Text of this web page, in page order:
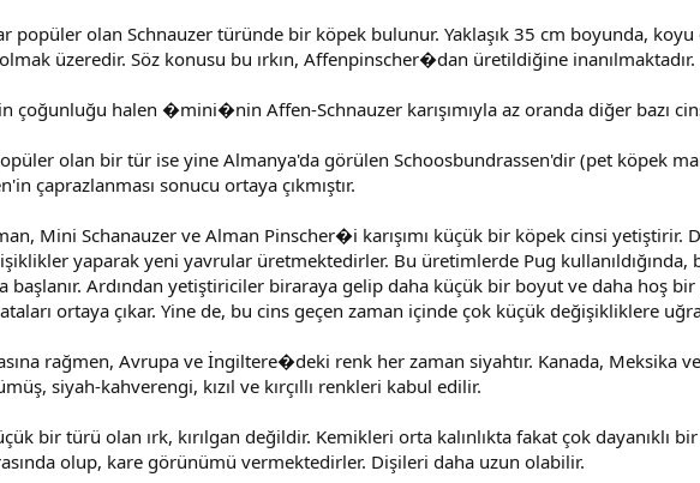
olan Schnauzer türünde bir köpek bulunur. Yaklaşık 35 cm boyunda, koyu
üzeredir. Söz konusu bu ırkın, Affenpinscher�dan üretildiğine inanılmaktadır.
çoğunluğu halen �mini�nin Affen-Schnauzer karışımıyla az oranda diğer bazı
olan bir tür ise yine Almanya'da görülen Schoosbundrassen'dir (pet köpek
çaprazlanması sonucu ortaya çıkmıştır.
Mini Schanauzer ve Alman Pinscher�i karışımı küçük bir köpek cinsi yetiştirir.
yaparak yeni yavrular üretmektedirler. Bu üretimlerde Pug kullanıldığında,
başlanır. Ardından yetiştiriciler biraraya gelip daha küçük bir boyut ve daha hoş
ortaya çıkar. Yine de, bu cins geçen zaman içinde çok küçük değişikliklere
rağmen, Avrupa ve İngiltere�deki renk her zaman siyahtır. Kanada, Meksika
siyah-kahverengi, kızıl ve kırçıllı renkleri kabul edilir.
bir türü olan ırk, kırılgan değildir. Kemikleri orta kalınlıkta fakat çok dayanıklı
olup, kare görünümü vermektedirler. Dişileri daha uzun olabilir.